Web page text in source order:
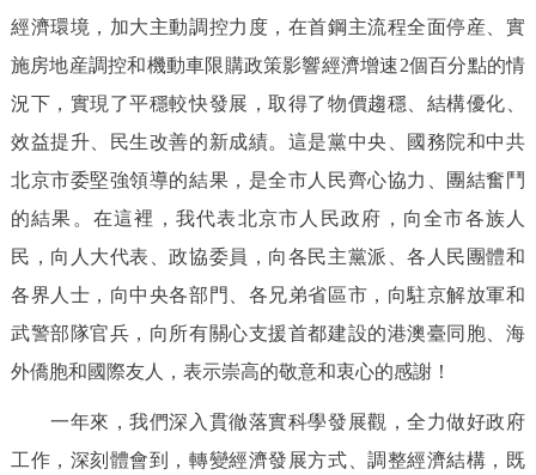
經濟環境，加大主動調控力度，在首鋼主流程全面停産、實
施房地産調控和機動車限購政策影響經濟增速2個百分點的情
況下，實現了平穩較快發展，取得了物價趨穩、結構優化、
效益提升、民生改善的新成績。這是黨中央、國務院和中共
北京市委堅強領導的結果，是全市人民齊心協力、團結奮鬥
的結果。在這裡，我代表北京市人民政府，向全市各族人
民，向人大代表、政協委員，向各民主黨派、各人民團體和
各界人士，向中央各部門、各兄弟省區市，向駐京解放軍和
武警部隊官兵，向所有關心支援首都建設的港澳臺同胞、海
外僑胞和國際友人，表示崇高的敬意和衷心的感謝！
一年來，我們深入貫徹落實科學發展觀，全力做好政府
工作，深刻體會到，轉變經濟發展方式、調整經濟結構，既